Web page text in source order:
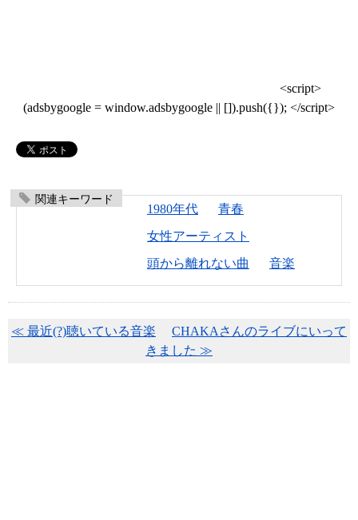
<script>
(adsbygoogle = window.adsbygoogle || []).push({}); </script>
関連キーワード
1980年代
青春
女性アーティスト
頭から離れない曲
音楽
≪ 最近(?)聴いている音楽
CHAKAさんのライブにいって
きました ≫